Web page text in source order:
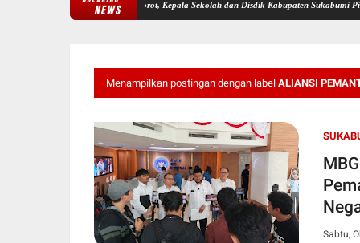
NEWS
SD Negeri Manggis Disorot, Kepala Sekolah dan Disdik Kabupaten Sukabumi Pilih Bungkam
Menampilkan postingan dengan label ALIANSI
Sabtu,